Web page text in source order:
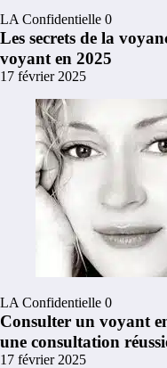
LA Confidentielle 0
Les secrets de la
voyant en 2025
17 février 2025
LA Confidentielle 0
Consulter un voyant
une consultation
17 février 2025